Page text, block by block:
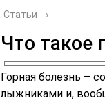
Статьи ›
Что такое
Горная болезнь –
лыжниками и,